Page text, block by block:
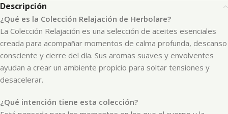
Descripción
¿Qué es la Colección Relajación de Herbolare?
La Colección Relajación es una selección de aceites esenciales
creada para acompañar momentos de calma profunda, descanso
consciente y cierre del día. Sus aromas suaves y envolventes
ayudan a crear un ambiente propicio para soltar tensiones y
desacelerar.
¿Qué intención tiene esta colección?